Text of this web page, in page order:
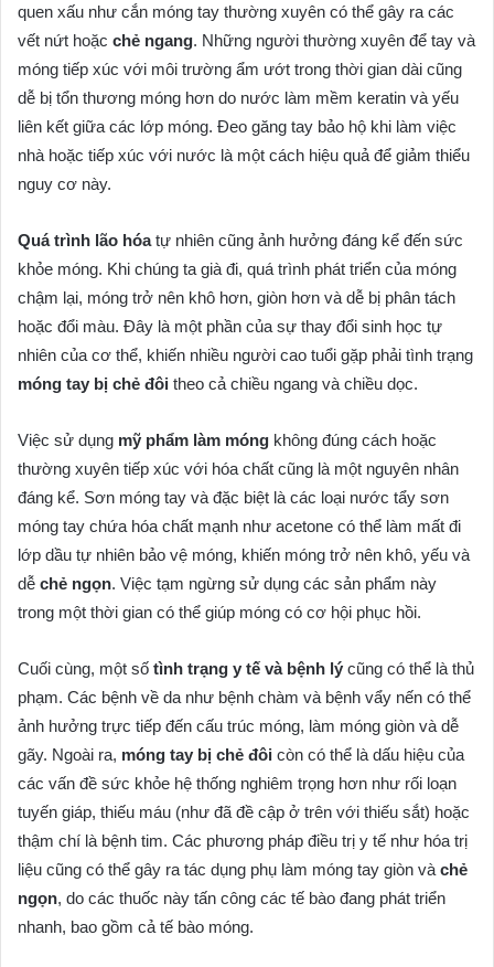
quen xấu như cắn móng tay thường xuyên có thể gây ra các
vết nứt hoặc chẻ ngang. Những người thường xuyên để tay và
móng tiếp xúc với môi trường ẩm ướt trong thời gian dài cũng
dễ bị tổn thương móng hơn do nước làm mềm keratin và yếu
liên kết giữa các lớp móng. Đeo găng tay bảo hộ khi làm việc
nhà hoặc tiếp xúc với nước là một cách hiệu quả để giảm thiểu
nguy cơ này.
Quá trình lão hóatự nhiên cũng ảnh hưởng đáng kể đến sức
khỏe móng. Khi chúng ta già đi, quá trình phát triển của móng
chậm lại, móng trở nên khô hơn, giòn hơn và dễ bị phân tách
hoặc đổi màu. Đây là một phần của sự thay đổi sinh học tự
nhiên của cơ thể, khiến nhiều người cao tuổi gặp phải tình trạng
móng tay bị chẻ đôi theo cả chiều ngang và chiều dọc.
Việc sử dụng mỹ phẩm làm móng không đúng cách hoặc
thường xuyên tiếp xúc với hóa chất cũng là một nguyên nhân
đáng kể. Sơn móng tay và đặc biệt là các loại nước tẩy sơn
móng tay chứa hóa chất mạnh như acetone có thể làm mất đi
lớp dầu tự nhiên bảo vệ móng, khiến móng trở nên khô, yếu và
dễ chẻ ngọn. Việc tạm ngừng sử dụng các sản phẩm này
trong một thời gian có thể giúp móng có cơ hội phục hồi.
Cuối cùng, một số tình trạng y tế và bệnh lý cũng có thể là thủ
phạm. Các bệnh về da như bệnh chàm và bệnh vẩy nến có thể
ảnh hưởng trực tiếp đến cấu trúc móng, làm móng giòn và dễ
gãy. Ngoài ra, móng tay bị chẻ đôi còn có thể là dấu hiệu của
các vấn đề sức khỏe hệ thống nghiêm trọng hơn như rối loạn
tuyến giáp, thiếu máu (như đã đề cập ở trên với thiếu sắt) hoặc
thậm chí là bệnh tim. Các phương pháp điều trị y tế như hóa trị
liệu cũng có thể gây ra tác dụng phụ làm móng tay giòn và chẻ
ngọn, do các thuốc này tấn công các tế bào đang phát triển
nhanh, bao gồm cả tế bào móng.